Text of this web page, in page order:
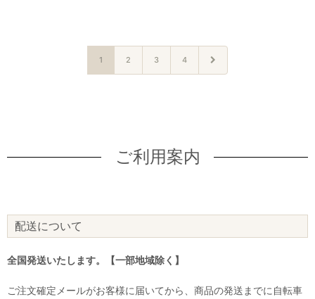
1 2 3 4
ご利用案内
配送について
全国発送いたします。【一部地域除く】
ご注文確定メールがお客様に届いてから、商品の発送までに自転車